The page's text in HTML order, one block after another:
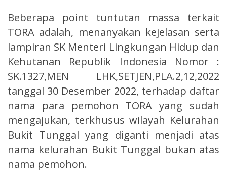
Beberapa point tuntutan massa terkait
TORA adalah, menanyakan kejelasan serta
lampiran SK Menteri Lingkungan Hidup dan
Kehutanan Republik Indonesia Nomor :
SK.1327,MEN LHK,SETJEN,PLA.2,12,2022
tanggal 30 Desember 2022, terhadap daftar
nama para pemohon TORA yang sudah
mengajukan, terkhusus wilayah Kelurahan
Bukit Tunggal yang diganti menjadi atas
nama kelurahan Bukit Tunggal bukan atas
nama pemohon.